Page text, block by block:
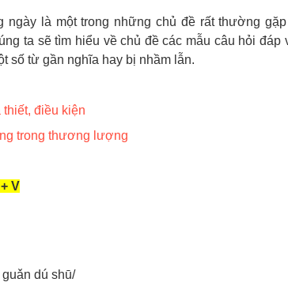
ngày là một trong những chủ đề rất thường
ta sẽ tìm hiểu về chủ đề các mẫu câu hỏi đáp
số từ gần nghĩa hay bị nhầm lẫn.
thiết, điều kiện
trong thương lượng
V
dú shū/